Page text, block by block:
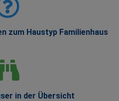
zum Haustyp Familienhaus
in der Übersicht